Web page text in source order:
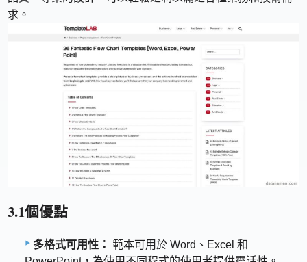
求。
3.1個優點
多格式可用性：
範本可用於 Word、Excel 和